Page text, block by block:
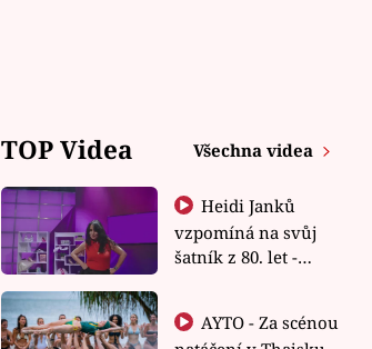
TOP Videa Všechna videa
Heidi Janků
vzpomíná na svůj
šatník z 80. let -